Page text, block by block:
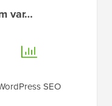
var…
SEO